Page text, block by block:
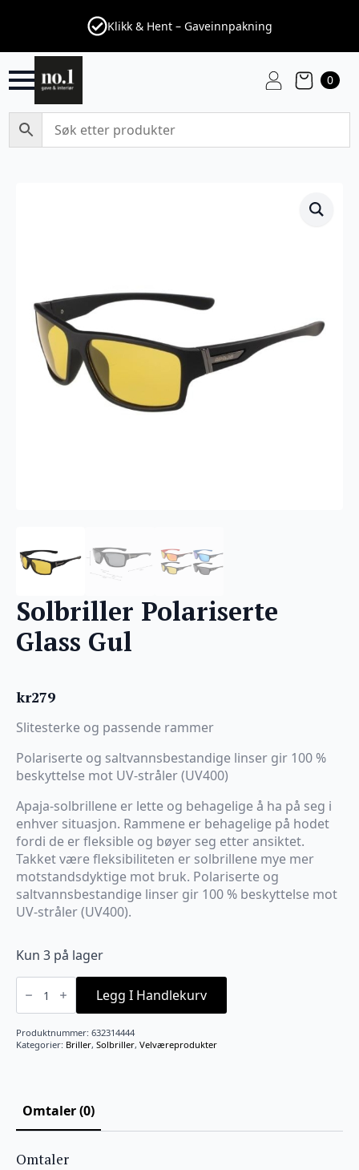
Klikk & Hent – Gaveinnpakning
0
Solbriller Polariserte
Glass Gul
kr279
Slitesterke og passende rammer
Polariserte og saltvannsbestandige linser gir 100 %
beskyttelse mot UV-stråler (UV400)
Apaja-solbrillene er lette og behagelige å ha på seg i
enhver situasjon. Rammene er behagelige på hodet
fordi de er fleksible og bøyer seg etter ansiktet.
Takket være fleksibiliteten er solbrillene mye mer
motstandsdyktige mot bruk. Polariserte og
saltvannsbestandige linser gir 100 % beskyttelse mot
UV-stråler (UV400).
Kun 3 på lager
Solbriller
Polariserte
Gul
antall
Legg I Handlekurv
Produktnummer: 632314444
Kategorier: Briller, Solbriller, Velværeprodukter
Omtaler (0)
Omtaler